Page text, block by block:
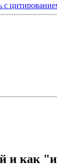
с
и как